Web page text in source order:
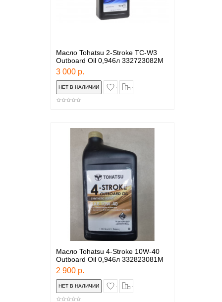
Масло Tohatsu 2-Stroke TC-W3
Outboard Oil 0,946л 332723082M
3 000 р.
в закладки
Масло Tohatsu 4-Stroke 10W-40
Outboard Oil 0,946л 332823081M
2 900 р.
в закладки